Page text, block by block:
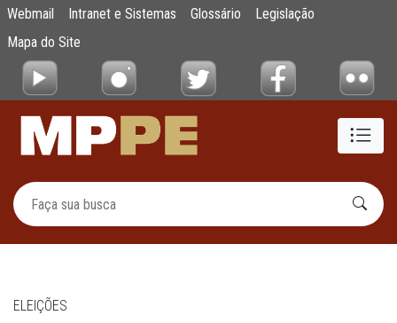
Pular para o Conteúdo principal
Municípios devem assegurar a realização
Webmail Intranet e Sistemas Glossário
Legislação
Mapa do Site
ELEIÇÕES